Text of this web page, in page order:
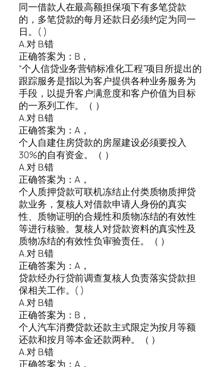
同一借款人在最高额担保项下有多笔贷款
的，多笔贷款的每月还款日必须约定为同一
日。( )
A.对 B.错
正确答案为：B，
“个人信贷业务营销标准化工程”项目所提出的
跟踪服务是指以为客户提供各种业务服务为
手段，以提升客户满意度和客户价值为目标
的一系列工作。（ ）
A.对 B.错
正确答案为：A，
个人自建住房贷款的房屋建设必须要投入
30%的自有资金。（ ）
A.对 B.错
正确答案为：A，
个人质押贷款可联机冻结止付类质物质押贷
款业务，复核人对借款申请人身份的真实
性、质物证明的合规性和质物冻结的有效性
等进行核验。复核人对贷款资料的真实性及
质物冻结的有效性负审验责任。（ ）
A.对 B.错
正确答案为：A，
贷款经办行贷前调查复核人负责落实贷款担
保相关工作。( )
A.对 B.错
正确答案为：B，
个人汽车消费贷款还款主式限定为按月等额
还款和按月等本金还款两种。（ ）
A.对 B.错
正确答案为：A，